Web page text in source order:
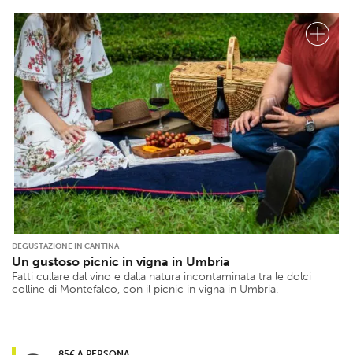
DEGUSTAZIONE IN CANTINA
Un gustoso picnic in vigna in Umbria
Fatti cullare dal vino e dalla natura incontaminata tra le dolci
colline di Montefalco, con il picnic in vigna in Umbria.